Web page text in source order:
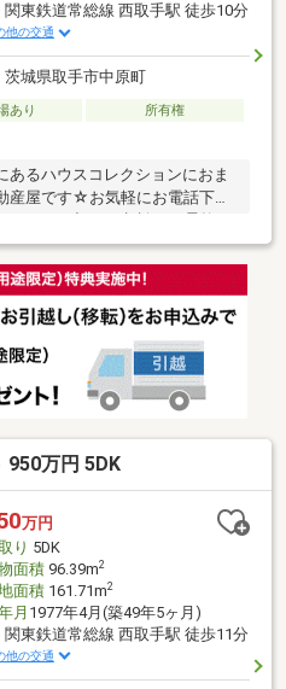
関東鉄道常総線 西取手駅 徒歩10分
他の交通
茨城県取手市中原町
あり
所有権
るハウスコレクションにおま
産屋です☆お気軽にお電話下さ
社では断られた。（年齢、年
入れ金額が足らないけど、購入
ンやカードローンがあり、難し
も当社独自のノウハウで住宅ロ
950万円 5DK
万円
り 5DK
面積96.39m2
面積161.71m2
月 1977年4月(築49年5ヶ月)
関東鉄道常総線 西取手駅 徒歩11分
他の交通